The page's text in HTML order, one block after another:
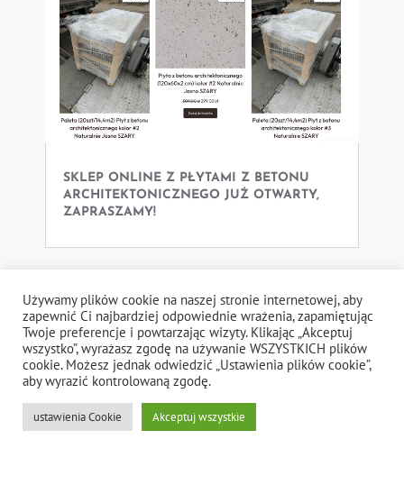
SKLEP ONLINE Z PŁYTAMI Z BETONU
ARCHITEKTONICZNEGO JUŻ OTWARTY,
ZAPRASZAMY!
Używamy plików cookie na naszej stronie internetowej, aby
zapewnić Ci najbardziej odpowiednie wrażenia, zapamiętując
Twoje preferencje i powtarzając wizyty. Klikając „Akceptuj
wszystko”, wyrażasz zgodę na używanie WSZYSTKICH plików
cookie. Możesz jednak odwiedzić „Ustawienia plików cookie”,
aby wyrazić kontrolowaną zgodę.
ustawienia Cookie Akceptuj wszystkie